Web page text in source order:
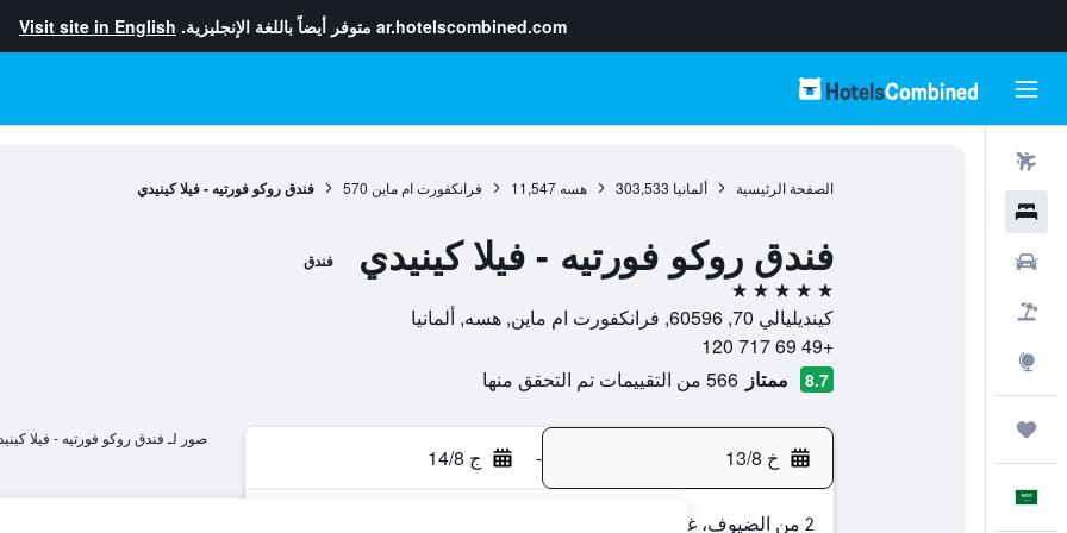
ar.hotelscombined.com متوفر أيضاً باللغة الإنجليزية. Visit site in English
الصفحة الرئيسية ألمانيا 303,533 هسه 11,547 فرانكفورت ام ماين 570 فندق روكو فورتيه - فيلا كينيدي
فندق روكو فورتيه - فيلا كينيدي فندق
5 نجوم
كينديليالي 70, 60596, فرانكفورت ام ماين, هسه, ألمانيا
+49 69 717 120
8.7 ممتاز 566 من التقييمات تم التحقق منها
خ 13/8 - ج 14/8
2 من الضيوف، غرفة واحدة
صور لـ فندق روكو فورتيه - فيلا